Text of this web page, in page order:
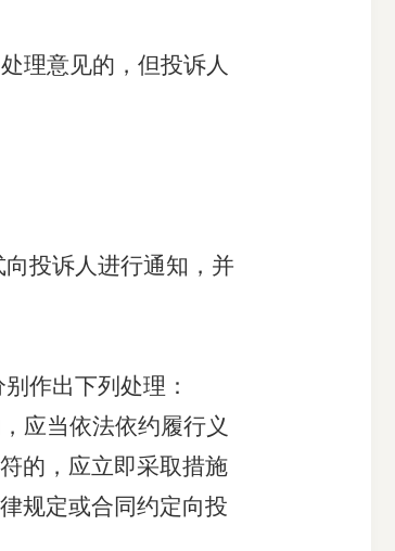
理意见的，但投诉人
投诉人进行通知 ，并
作出下列处理：
应当依法依约履行义
的 ，应立即采取措施
规定或合同约定向投